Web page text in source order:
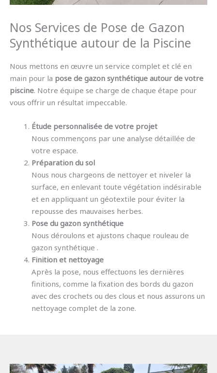
Nos Services de Pose de Gazon
Synthétique autour de la Piscine
Nous mettons en œuvre un service complet et clé en
main pour la pose de gazon synthétique autour de votre
piscine. Notre équipe se charge de chaque étape pour
vous offrir un résultat impeccable.
Étude personnalisée de votre projet
Nous commençons par une analyse détaillée de
votre espace.
Préparation du sol
Nous nous chargeons de nettoyer et niveler la
surface, en enlevant toute végétation indésirable
et en appliquant un géotextile pour éviter la
repousse des mauvaises herbes.
Pose du gazon synthétique
Nous déroulons et ajustons chaque rouleau de
gazon synthétique .
Finition et nettoyage
Après la pose, nous effectuons les dernières
finitions, comme la fixation des bords du gazon
avec des crochets ou des clous et nous assurons un
nettoyage complet de la zone.